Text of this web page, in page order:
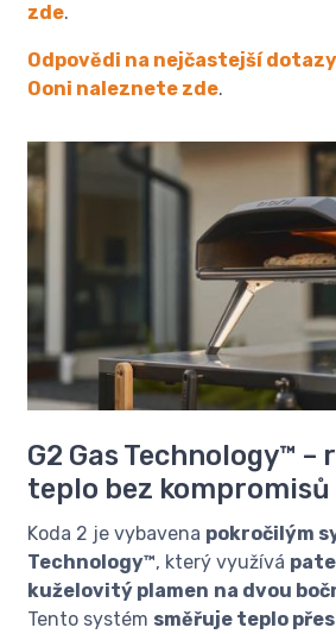
zde.
Odpovědi na nejčastejší
Ooni naleznete zde.
G2 Gas Technology™
teplo bez kompromisů
Koda 2 je vybavena pokročilým
Technology™, který využívá
kuželovitý plamen na dvou
Tento systém směřuje teplo